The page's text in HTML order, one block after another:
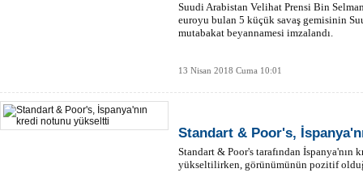
Suudi Arabistan Velihat Prensi Bin
euroyu bulan 5 küçük savaş gemisinin
mutabakat beyannamesi imzalandı.
13 Nisan 2018 Cuma 10:01
Standart & Poor's,
Standart & Poor's tarafından İspanya'nın
yükseltilirken, görünümünün pozitif